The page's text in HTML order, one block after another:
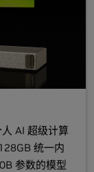
AI 超级计算
统一内
参数的模型